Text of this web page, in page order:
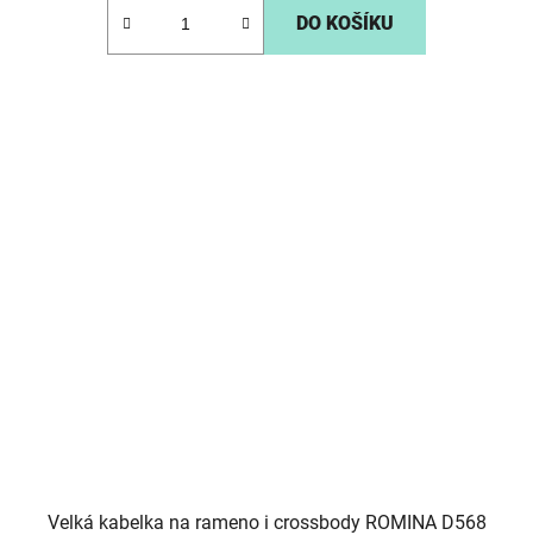
DO KOŠÍKU
Velká kabelka na rameno i crossbody ROMINA D568